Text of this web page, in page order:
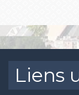
Liens